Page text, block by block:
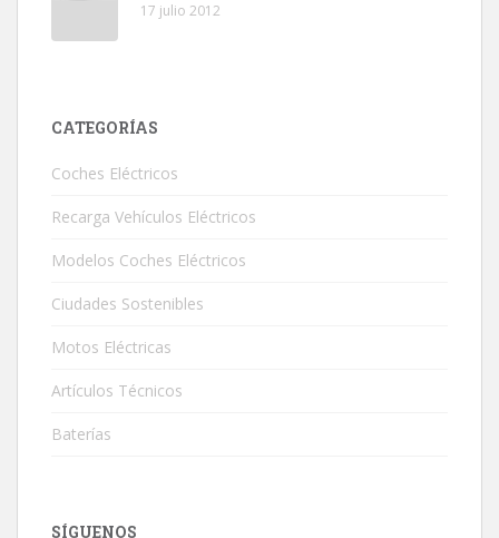
17 julio 2012
CATEGORÍAS
Coches Eléctricos
Recarga Vehículos Eléctricos
Modelos Coches Eléctricos
Ciudades Sostenibles
Motos Eléctricas
Artículos Técnicos
Baterías
SÍGUENOS